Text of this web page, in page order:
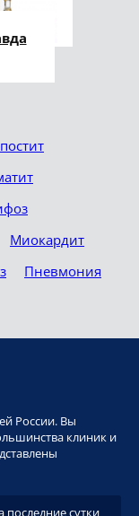
Миокардит
Пневмония
России. Вы
клиник и
последние сутки